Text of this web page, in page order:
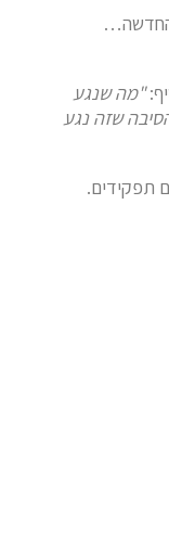
החדשה…
"מה שנגע
שזה נגע
תפקידים.